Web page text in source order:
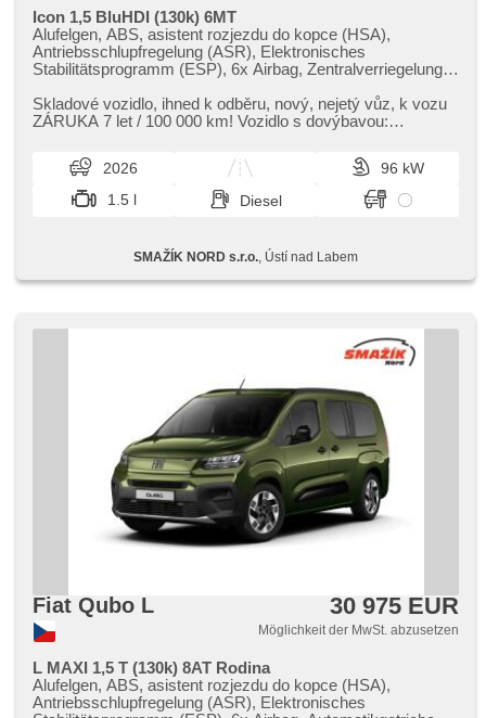
Icon 1,5 BluHDI (130k) 6MT
Alufelgen, ABS, asistent rozjezdu do kopce (HSA),
Antriebsschlupfregelung (ASR), Elektronisches
Stabilitätsprogramm (ESP), 6x Airbag, Zentralverriegelung
Leuchten, Lenkrad einstellbar, elektronická ruční brzda, El.
Seitenscheiben, El. Spiegel, beheizte Spiegel,
Teilbare Rücksitzbank, Klimaanlage, 6
Geschwindigkeitsgänge, Handgetriebe, asistent jízdy v
jízdním pruhu, automatické přepínání dálkových světel,
Notbremsung (PEBS), Überwachung der Ermüdung des
Reifendrucksensor, höheneinstellbare Fahrersitz, parkovací
senzory zadní, Heckscheibenwischer, zatmavená zadní
Skladové vozidlo,​ ihned k odběru,​ nový,​ nejetý vůz,​ k vozu
ZÁRUKA 7 let / 100 000 km! Vozidlo s dovýbavou:
2026
96 kW
1.5 l
Diesel
SMAŽÍK NORD s.r.o. , Ústí nad Labem
Fiat Qubo L 30 975 EUR
Möglichkeit der MwSt. abzusetzen
L MAXI 1,5 T (130k) 8AT Rodina
Alufelgen, ABS, asistent rozjezdu do kopce (HSA),
Antriebsschlupfregelung (ASR), Elektronisches